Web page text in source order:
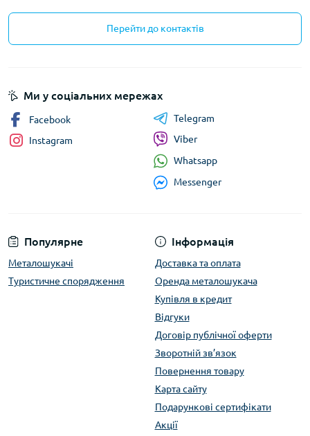
Перейти до контактів
Популярне
Металошукачі
Туристичне спорядження
Інформація
Доставка та оплата
Оренда металошукача
Купівля в кредит
Відгуки
Договір публічної оферти
Зворотній зв’язок
Повернення товару
Карта сайту
Подарункові сертифікати
Акції
Ми у соціальних мережах
Facebook
Instagram
Telegram
Viber
Whatsapp
Messenger